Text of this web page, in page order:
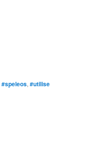
#speleos, #utilise